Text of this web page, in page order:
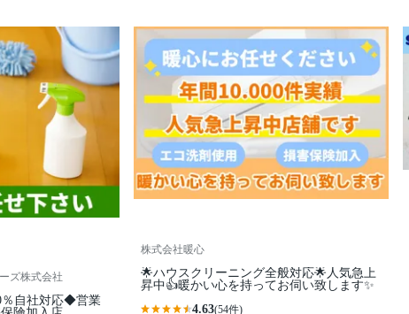
ズ株式会社
自社対応◆営業
株式会社暖心
🌟ハウスクリーニング全般対応🌟人気急上
昇中👍暖かい心を持ってお伺い致します✨
4.63(54件)